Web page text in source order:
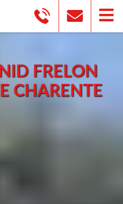
FRELON
CHARENTE